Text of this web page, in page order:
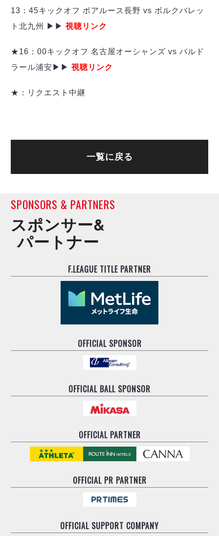
13：45キックオフ ボアルース長野 vs ボルクバレッ
ト北九州 ▶▶視聴リンク
★16：00キックオフ 名古屋オーシャンズ vs バルド
ラール浦安▶▶視聴リンク
★：リクエスト中継
一覧に戻る
SPONSORS & PARTNERS
スポンサー&
パートナー
F.LEAGUE TITLE PARTNER
OFFICIAL SPONSOR
OFFICIAL BALL SPONSOR
OFFICIAL PARTNER
OFFICIALPR PARTNER
OFFICIAL SUPPORT COMPANY